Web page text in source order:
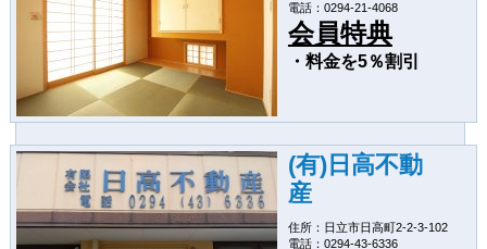
電話：0294-21-4068
会員特典
・料金を5％割引
(有)日高不動
産
住所：日立市日高町2-2-3-102
電話：0294-43-6336